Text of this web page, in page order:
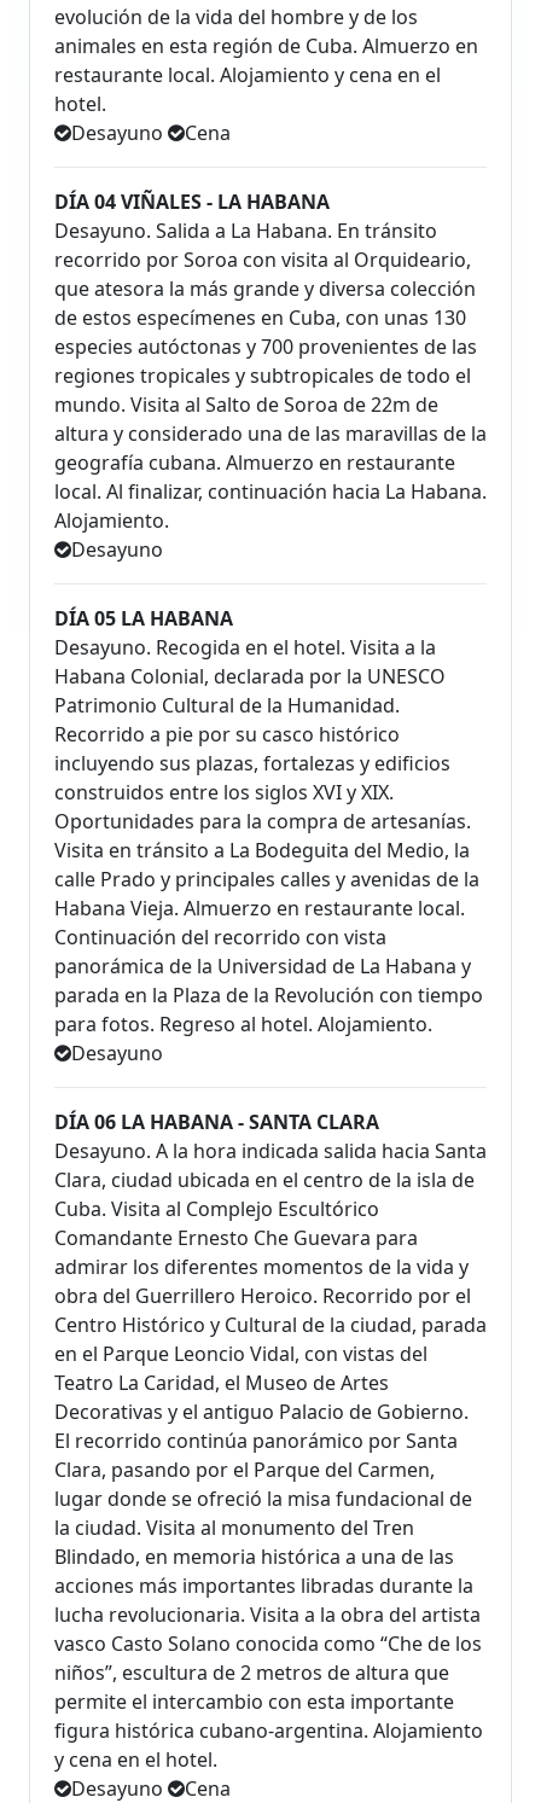
evolución de la vida del hombre y de los
animales en esta región de Cuba. Almuerzo en
restaurante local. Alojamiento y cena en el
hotel.
Desayuno
Cena
DÍA 04 VIÑALES - LA HABANA
Desayuno. Salida a La Habana. En tránsito
recorrido por Soroa con visita al Orquideario,
que atesora la más grande y diversa colección
de estos especímenes en Cuba, con unas 130
especies autóctonas y 700 provenientes de las
regiones tropicales y subtropicales de todo el
mundo. Visita al Salto de Soroa de 22m de
altura y considerado una de las maravillas de la
geografía cubana. Almuerzo en restaurante
local. Al finalizar, continuación hacia La Habana.
Alojamiento.
Desayuno
DÍA 05 LA HABANA
Desayuno. Recogida en el hotel. Visita a la
Habana Colonial, declarada por la UNESCO
Patrimonio Cultural de la Humanidad.
Recorrido a pie por su casco histórico
incluyendo sus plazas, fortalezas y edificios
construidos entre los siglos XVI y XIX.
Oportunidades para la compra de artesanías.
Visita en tránsito a La Bodeguita del Medio, la
calle Prado y principales calles y avenidas de la
Habana Vieja. Almuerzo en restaurante local.
Continuación del recorrido con vista
panorámica de la Universidad de La Habana y
parada en la Plaza de la Revolución con tiempo
para fotos. Regreso al hotel. Alojamiento.
Desayuno
DÍA 06 LA HABANA - SANTA CLARA
Desayuno. A la hora indicada salida hacia Santa
Clara, ciudad ubicada en el centro de la isla de
Cuba. Visita al Complejo Escultórico
Comandante Ernesto Che Guevara para
admirar los diferentes momentos de la vida y
obra del Guerrillero Heroico. Recorrido por el
Centro Histórico y Cultural de la ciudad, parada
en el Parque Leoncio Vidal, con vistas del
Teatro La Caridad, el Museo de Artes
Decorativas y el antiguo Palacio de Gobierno.
El recorrido continúa panorámico por Santa
Clara, pasando por el Parque del Carmen,
lugar donde se ofreció la misa fundacional de
la ciudad. Visita al monumento del Tren
Blindado, en memoria histórica a una de las
acciones más importantes libradas durante la
lucha revolucionaria. Visita a la obra del artista
vasco Casto Solano conocida como “Che de los
niños”, escultura de 2 metros de altura que
permite el intercambio con esta importante
figura histórica cubano-argentina. Alojamiento
y cena en el hotel.
Desayuno
Cena